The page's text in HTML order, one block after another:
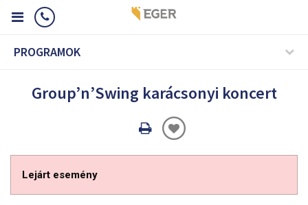
PROGRAMOK
Group’n’Swing karácsonyi koncert
Oldal
Lejárt esemény